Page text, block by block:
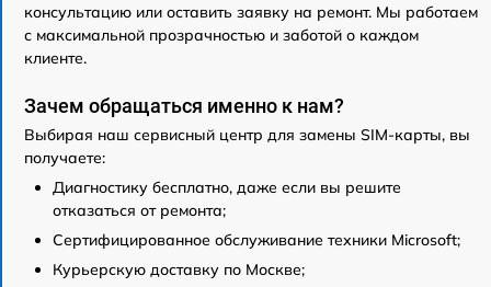
консультацию или оставить заявку на ремонт. Мы работаем
с максимальной прозрачностью и заботой о каждом
клиенте.
Зачем обращаться именно к нам?
Выбирая наш сервисный центр для замены SIM-карты, вы
получаете:
Диагностику бесплатно, даже если вы решите
отказаться от ремонта;
Сертифицированное обслуживание техники Microsoft;
Курьерскую доставку по Москве;